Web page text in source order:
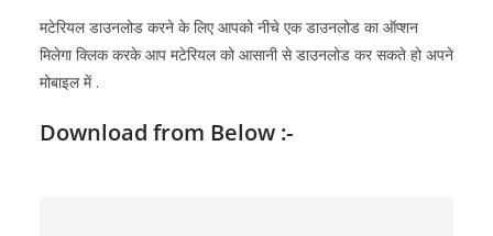
मटेरियल डाउनलोड करने के लिए आपको नीचे एक डाउनलोड का ऑप्शन
मिलेगा क्लिक करके आप मटेरियल को आसानी से डाउनलोड कर सकते हो अपने
मोबाइल में .
Download from Below :-